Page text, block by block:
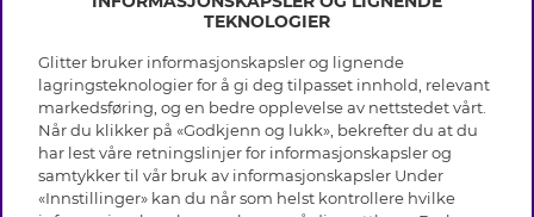
INFO
Vilkår
Personvern
Cookies
Medlemsvilkår
OM GLITTER
Black Friday
Våre butikker
HJELP
TEKNOLOGIER
Glitter bruker informasjonskapsler og lignende
lagringsteknologier for å gi deg tilpasset innhold, relevant
markedsføring, og en bedre opplevelse av nettstedet vårt.
Når du klikker på «Godkjenn og lukk», bekrefter du at du
har lest våre retningslinjer for informasjonskapsler og
samtykker til vår bruk av informasjonskapsler Under
«Innstillinger» kan du når som helst kontrollere hvilke